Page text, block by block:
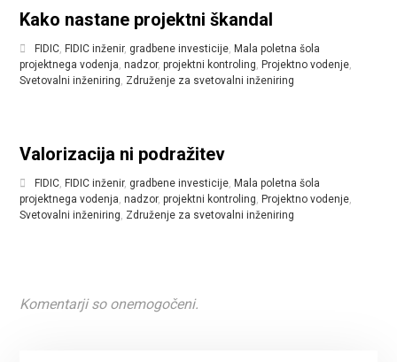
Kako nastane projektni škandal
FIDIC, FIDIC inženir, gradbene investicije, Mala poletna šola
projektnega vodenja,nadzor,projektni kontroling, Projektno vodenje,
Svetovalni inženiring, Združenje za svetovalni inženiring
Valorizacija ni podražitev
FIDIC, FIDIC inženir, gradbene investicije, Mala poletna šola
projektnega vodenja,nadzor,projektni kontroling, Projektno vodenje,
Svetovalni inženiring, Združenje za svetovalni inženiring
Komentarji so onemogočeni.